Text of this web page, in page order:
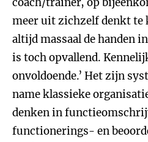
meer uit zichzelf denkt te
altijd massaal de handen
is toch opvallend.
onvoldoende.’ Het zijn
name klassieke
denken in
functionerings- en